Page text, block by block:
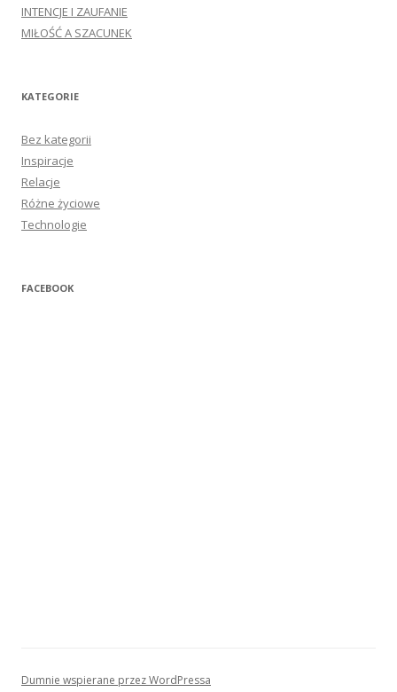
INTENCJE I ZAUFANIE
MIŁOŚĆ A SZACUNEK
KATEGORIE
Bez kategorii
Inspiracje
Relacje
Różne życiowe
Technologie
FACEBOOK
Dumnie wspierane przez WordPressa